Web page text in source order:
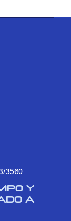
3560
Y
A